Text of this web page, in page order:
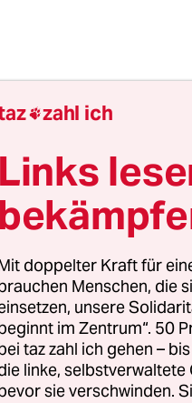
Vorhaut? Auf diese
vor allem von
mehr nur um die
Christen gegen
Um Identität,
Christen mit der
Abspaltung
jüdischen Praxis
Tarsus
ist auf dem
zahl ich
Links
doppelter Kraft für
Menschen, die
unsere
im Zentrum“. 50
taz zahl ich gehen –
linke,
sie verschwinden.